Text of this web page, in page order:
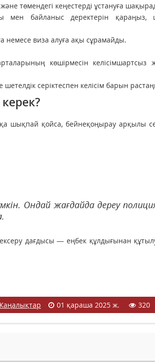
төмендегі кеңестерді ұстануға
мен байланыс деректерін қараңыз,
немесе виза алуға ақы сұрамайды.
көшірмесін келісімшартсыз
серіктеспен келісім барын
шықпай қойса, бейнеқоңырау арқылы
Ондай жағдайда дереу
дағдысы — еңбек құлдығынан
01 қараша 2025 ж. 320